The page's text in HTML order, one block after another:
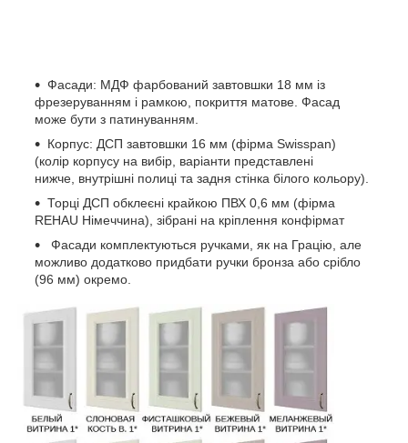
Фасади: МДФ фарбований завтовшки 18 мм із
фрезеруванням і рамкою, покриття матове. Фасад
може бути з патинуванням.
Корпус: ДСП завтовшки 16 мм (фірма Swisspan)
(колір корпусу на вибір, варіанти представлені
нижче, внутрішні полиці та задня стінка білого кольору).
Торці ДСП обклеєні крайкою ПВХ 0,6 мм (фірма
REHAU Німеччина), зібрані на кріплення конфірмат
Фасади комплектуються ручками, як на Грацію, але
можливо додатково придбати ручки бронза або срібло
(96 мм) окремо.